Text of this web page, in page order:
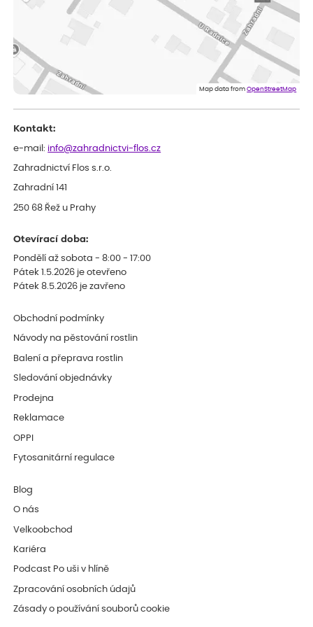
Miroslava
Rostliny byly v pořádku, dobře zabalené, celková spokojenost.
Doporučuji :). Spokojenost, stromky v pěkném stavu. Jediné, co
my chybělo, bylo komunikování nedostupného zboží před
Map data fromOpenStreetMap
Kontakt:
e-mail: info@zahradnictvi-flos.cz
Zahradnictví Flos s.r.o.
Zahradní 141
250 68 Řež u Prahy
Otevírací doba:
Pondělí až sobota - 8:00 - 17:00
Pátek 1.5.2026 je otevřeno
Pátek 8.5.2026 je zavřeno
Obchodní podmínky
Návody na pěstování rostlin
Balení a přeprava rostlin
Sledování objednávky
Prodejna
Reklamace
OPPI
Fytosanitární regulace
Blog
O nás
Velkoobchod
Kariéra
Podcast Po uši v hlíně
Zpracování osobních údajů
Zásady o používání souborů cookie